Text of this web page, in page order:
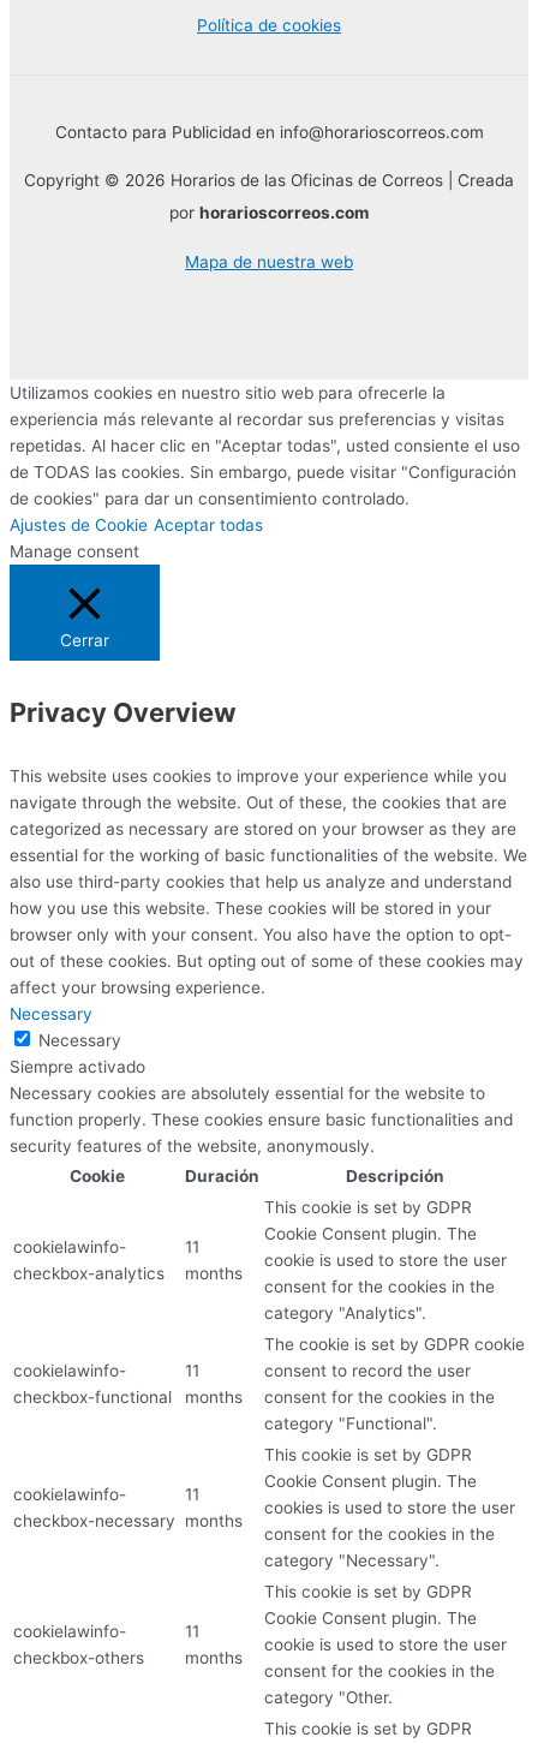
Política de cookies
Contacto para Publicidad en info@horarioscorreos.com
Copyright © 2026 Horarios de las Oficinas de Correos | Creada
por horarioscorreos.com
Mapa de nuestra web
Utilizamos cookies en nuestro sitio web para ofrecerle la
experiencia más relevante al recordar sus preferencias y visitas
repetidas. Al hacer clic en "Aceptar todas", usted consiente el uso
de TODAS las cookies. Sin embargo, puede visitar "Configuración
de cookies" para dar un consentimiento controlado.
Ajustes de Cookie Aceptar todas
Manage consent
Cerrar
Privacy Overview
This website uses cookies to improve your experience while you
navigate through the website. Out of these, the cookies that are
categorized as necessary are stored on your browser as they are
essential for the working of basic functionalities of the website. We
also use third-party cookies that help us analyze and understand
how you use this website. These cookies will be stored in your
browser only with your consent. You also have the option to opt-
out of these cookies. But opting out of some of these cookies may
affect your browsing experience.
Necessary
Necessary
Siempre activado
Necessary cookies are absolutely essential for the website to
function properly. These cookies ensure basic functionalities and
security features of the website, anonymously.
Cookie
Duración Descripción
cookielawinfo-
checkbox-analytics
11
months
This cookie is set by GDPR
Cookie Consent plugin. The
cookie is used to store the user
consent for the cookies in the
category "Analytics".
cookielawinfo-
checkbox-functional
11
months
The cookie is set by GDPR cookie
consent to record the user
consent for the cookies in the
category "Functional".
cookielawinfo-
checkbox-necessary
11
months
This cookie is set by GDPR
Cookie Consent plugin. The
cookies is used to store the user
consent for the cookies in the
category "Necessary".
cookielawinfo-
checkbox-others
11
months
This cookie is set by GDPR
Cookie Consent plugin. The
cookie is used to store the user
consent for the cookies in the
category "Other.
This cookie is set by GDPR